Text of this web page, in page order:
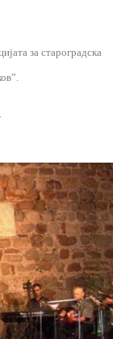
за староградска